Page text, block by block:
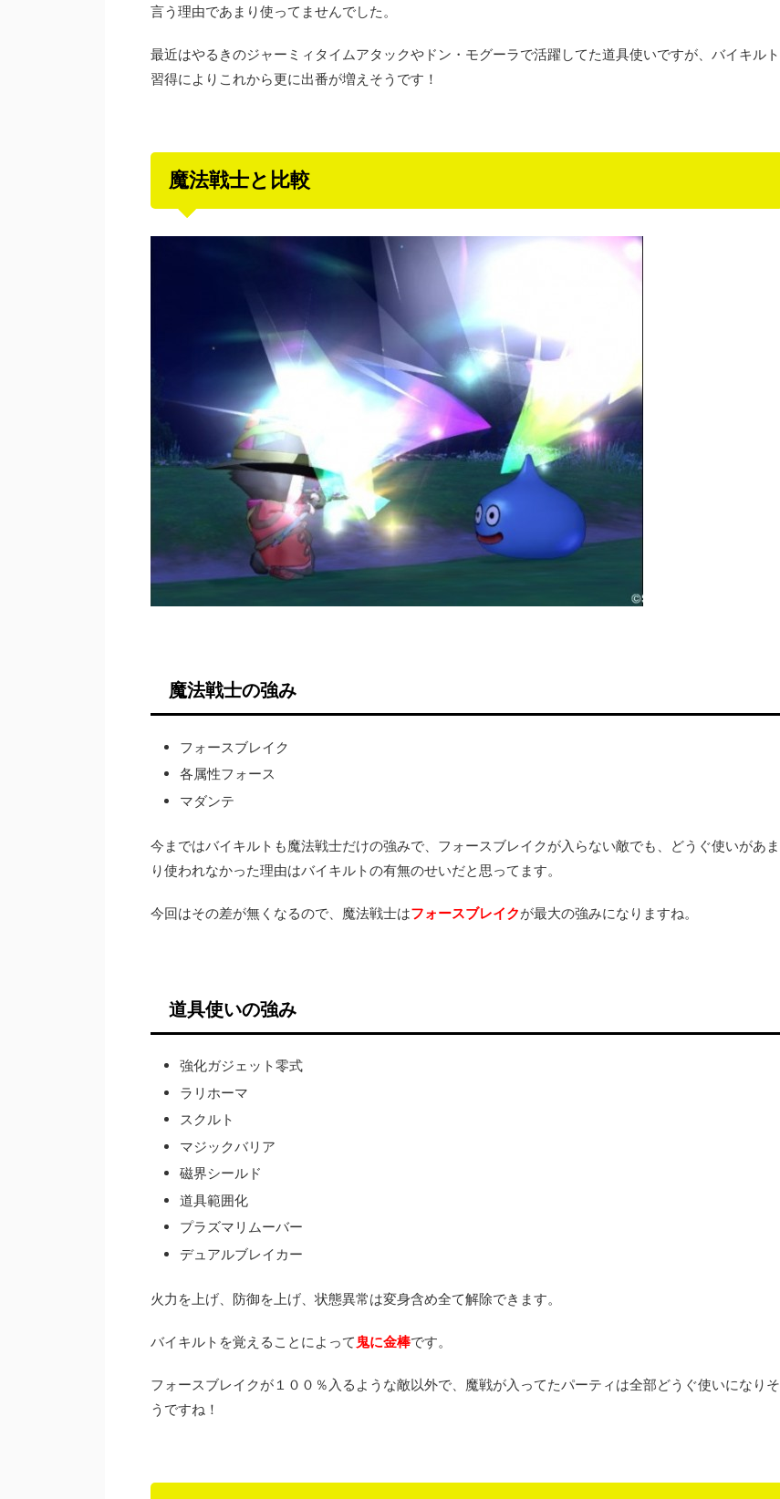
言う理由であまり使ってませんでした。
最近はやるきのジャーミィタイムアタックやドン・モグーラで活躍してた道具使いですが、バイキルト
習得によりこれから更に出番が増えそうです！
魔法戦士と比較
魔法戦士の強み
フォースブレイク
各属性フォース
マダンテ
今まではバイキルトも魔法戦士だけの強みで、フォースブレイクが入らない敵でも、どうぐ使いがあま
り使われなかった理由はバイキルトの有無のせいだと思ってます。
今回はその差が無くなるので、魔法戦士はフォースブレイクが最大の強みになりますね。
道具使いの強み
強化ガジェット零式
ラリホーマ
スクルト
マジックバリア
磁界シールド
道具範囲化
プラズマリムーバー
デュアルブレイカー
火力を上げ、防御を上げ、状態異常は変身含め全て解除できます。
バイキルトを覚えることによって 鬼に金棒です。
フォースブレイクが１００％入るような敵以外で、魔戦が入ってたパーティは全部どうぐ使いになりそ
うですね！